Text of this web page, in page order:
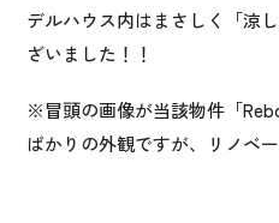
デルハウス内はまさしく「涼
ざいました！！
※冒頭の画像が当該物件「
ばかりの外観ですが、リノベ